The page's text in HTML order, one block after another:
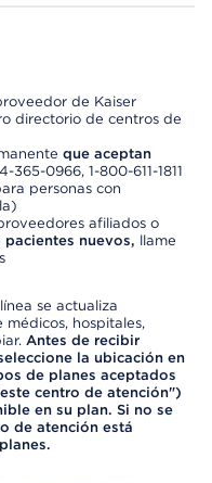
de Kaiser
directorio de centros de
que aceptan
365-0966, 1-800-611-1811
personas con
afiliados o
nuevos, llame
se actualiza
hospitales,
Antes de recibir
la ubicación en
de planes aceptados
centro de atención")
en su plan. Si no se
de atención está